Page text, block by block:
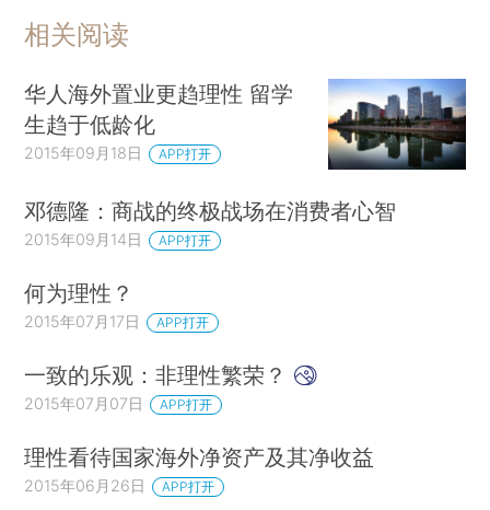
相关阅读
华人海外置业更趋理性 留学
生趋于低龄化
2015年09月18日 APP打开
邓德隆：商战的终极战场在消费者心智
2015年09月14日 APP打开
何为理性？
2015年07月17日 APP打开
一致的乐观：非理性繁荣？
2015年07月07日 APP打开
理性看待国家海外净资产及其净收益
2015年06月26日 APP打开